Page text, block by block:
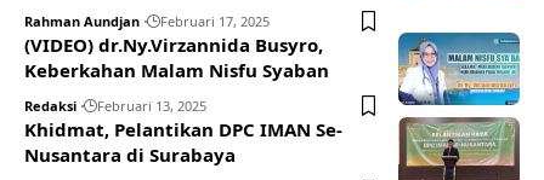
Rahman Aundjan Februari 17, 2025
(VIDEO) dr.Ny.Virzannida Busyro,
Keberkahan Malam Nisfu Syaban
Redaksi Februari 13, 2025
Khidmat, Pelantikan DPC IMAN Se-
Nusantara di Surabaya